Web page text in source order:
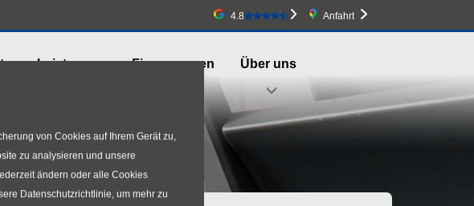
von Cookies auf Ihrem Gerät zu,
zu analysieren und unsere
ändern oder alle Cookies
Datenschutzrichtlinie, um mehr zu
4.8 Google-Bewertung
Anfahrt
Leistungen Firmenwagen Über uns